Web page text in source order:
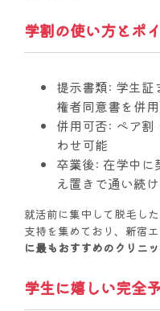
学割の使い方とポ
提示書類: 学生証
権者同意書を併
併用可否: ペア割
わせ可能
卒業後: 在学中に
え置きで通い続
就活前に集中して脱毛し
支持を集めており、新宿
に最もおすすめのクリニ
学生に嬉しい完全